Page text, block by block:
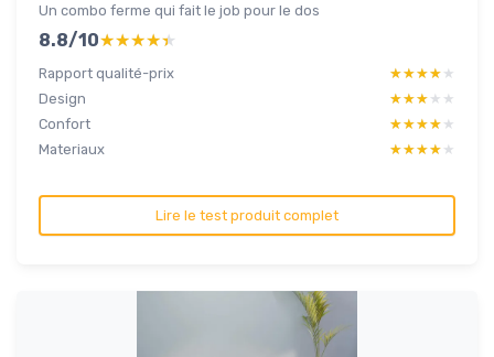
Un combo ferme qui fait le job pour le dos
8.8/10★★★★★
★★★★★
Rapport qualité-prix ★★★★★
★★★★★
Design
★★★★★
★★★★★
Confort
★★★★★
★★★★★
Materiaux
★★★★★
★★★★★
Lire le test produit complet